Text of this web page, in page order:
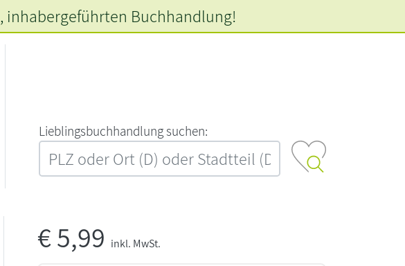
L‍i‍e‍b‍l‍i‍n‍g‍s‍b‍u‍c‍h‍h‍a‍n‍d‍l‍u‍n‍g‍ ‍s‍u‍c‍h‍e‍n‍:‍
, inhabergeführten Buchhandlung!
€5,99 inkl. MwSt.